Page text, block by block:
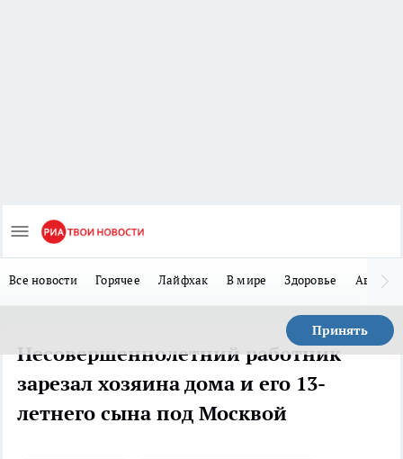
Все новости Горячее Лайфхак В мире Здоровье Авто
Принять
Несовершеннолетний работник
зарезал хозяина дома и его 13-
летнего сына под Москвой